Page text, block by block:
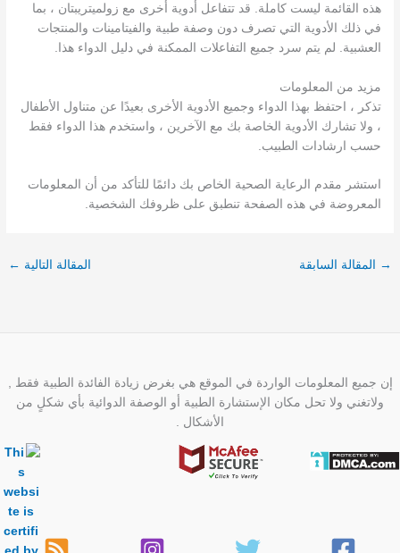
هذه القائمة ليست كاملة. قد تتفاعل أدوية أخرى مع زولميتريبتان ، بما
في ذلك الأدوية التي تصرف دون وصفة طبية والفيتامينات والمنتجات
العشبية. لم يتم سرد جميع التفاعلات الممكنة في دليل الدواء هذا.
مزيد من المعلومات
تذكر ، احتفظ بهذا الدواء وجميع الأدوية الأخرى بعيدًا عن متناول الأطفال
، ولا تشارك الأدوية الخاصة بك مع الآخرين ، واستخدم هذا الدواء فقط
حسب ارشادات الطبيب.
استشر مقدم الرعاية الصحية الخاص بك دائمًا للتأكد من أن المعلومات
المعروضة في هذه الصفحة تنطبق على ظروفك الشخصية.
→ المقالة السابقة المقالة التالية ←
إن جميع المعلومات الواردة في الموقع هي بغرض زيادة الفائدة الطبية فقط ,
ولاتغني ولا تحل مكان الإستشارة الطبية أو الوصفة الدوائية بأي شكلٍ من
الأشكال .